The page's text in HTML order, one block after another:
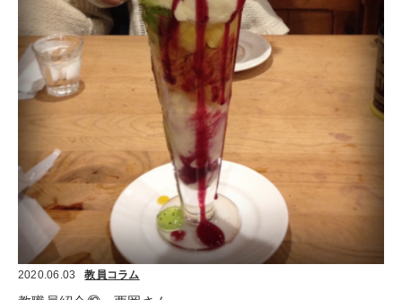
2020.06.03 教員コラム